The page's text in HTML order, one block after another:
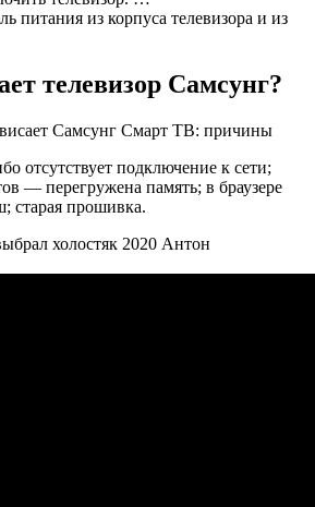
питания из корпуса телевизора и из
телевизор Самсунг?
Самсунг Смарт ТВ: причины
отсутствует подключение к сети;
— перегружена память; в браузере
старая прошивка.
холостяк 2020 Антон